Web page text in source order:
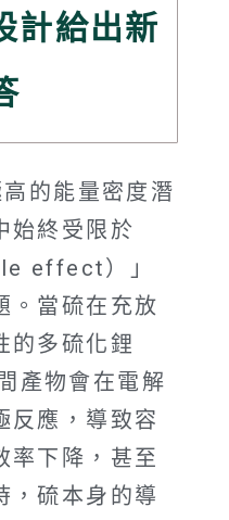
計給出新
的能量密度潛
始終受限於
effect）」
。當硫在充放
的多硫化鋰
產物會在電解
反應，導致容
率下降，甚至
，硫本身的導